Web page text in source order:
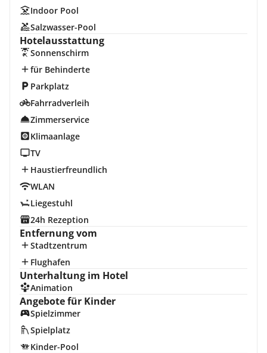
Indoor Pool
Salzwasser-Pool
Hotelausstattung
Sonnenschirm
für Behinderte
Parkplatz
Fahrradverleih
Zimmerservice
Klimaanlage
TV
Haustierfreundlich
WLAN
Liegestuhl
24h Rezeption
Entfernung vom
Stadtzentrum
Flughafen
Unterhaltung im Hotel
Animation
Angebote für Kinder
Spielzimmer
Spielplatz
Kinder-Pool